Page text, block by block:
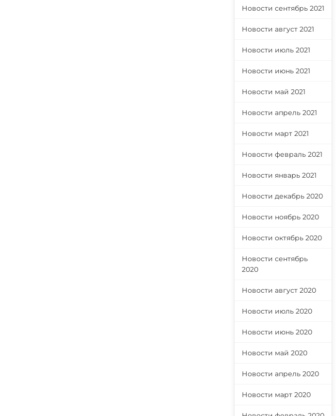
Новости сентябрь 2021
Новости август 2021
Новости июль 2021
Новости июнь 2021
Новости май 2021
Новости апрель 2021
Новости март 2021
Новости февраль 2021
Новости январь 2021
Новости декабрь 2020
Новости ноябрь 2020
Новости октябрь 2020
Новости сентябрь
2020
Новости август 2020
Новости июль 2020
Новости июнь 2020
Новости май 2020
Новости апрель 2020
Новости март 2020